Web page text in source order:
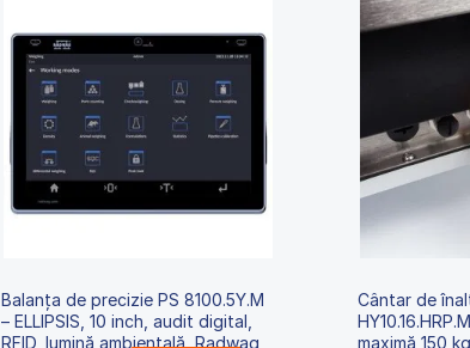
Balanța de precizie PS 8100.5Y.M
– ELLIPSIS, 10 inch, audit digital,
RFID, lumină ambientală, Radwag
Cântar de
maximă 150